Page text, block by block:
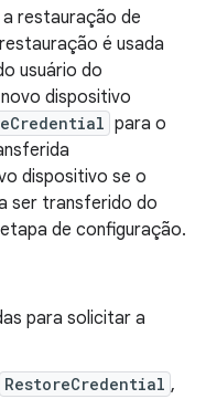
restauração de
é usada
usuário do
dispositivo
para o
dispositivo se o
ser transferido do
de configuração.
para solicitar a
RestoreCredential ,